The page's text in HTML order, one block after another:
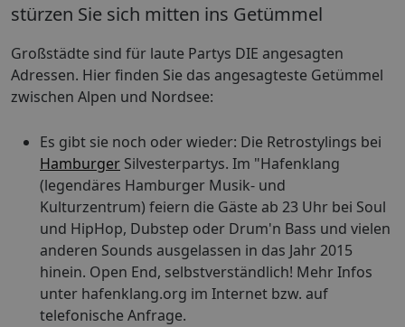
stürzen Sie sich mitten ins Getümmel
Großstädte sind für laute Partys DIE angesagten
Adressen. Hier finden Sie das angesagteste Getümmel
zwischen Alpen und Nordsee:
Es gibt sie noch oder wieder: Die Retrostylings bei
Hamburger Silvesterpartys. Im "Hafenklang
(legendäres Hamburger Musik- und
Kulturzentrum) feiern die Gäste ab 23 Uhr bei Soul
und HipHop, Dubstep oder Drum'n Bass und vielen
anderen Sounds ausgelassen in das Jahr 2015
hinein. Open End, selbstverständlich! Mehr Infos
unter hafenklang.org im Internet bzw. auf
telefonische Anfrage.